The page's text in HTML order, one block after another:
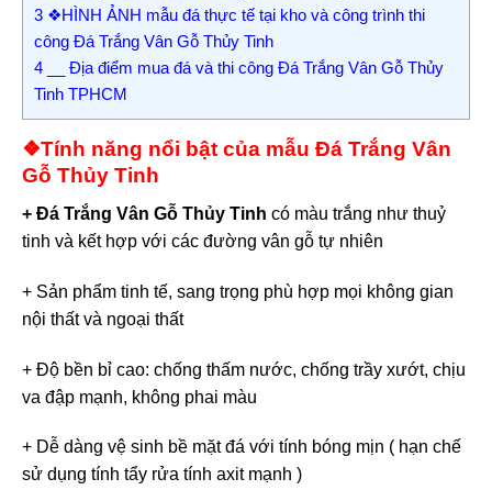
3 ❖HÌNH ẢNH mẫu đá thực tế tại kho và công trình thi
công Đá Trắng Vân Gỗ Thủy Tinh
4 __ Địa điểm mua đá và thi công Đá Trắng Vân Gỗ Thủy
Tinh TPHCM
❖Tính năng nổi bật của mẫu Đá Trắng Vân
Gỗ Thủy Tinh
+ Đá Trắng Vân Gỗ Thủy Tinh có màu trắng như thuỷ
tinh và kết hợp với các đường vân gỗ tự nhiên
+ Sản phẩm tinh tế, sang trọng phù hợp mọi không gian
nội thất và ngoại thất
+ Độ bền bỉ cao: chống thấm nước, chống trầy xướt, chịu
va đập mạnh, không phai màu
+ Dễ dàng vệ sinh bề mặt đá với tính bóng mịn ( hạn chế
sử dụng tính tẩy rửa tính axit mạnh )